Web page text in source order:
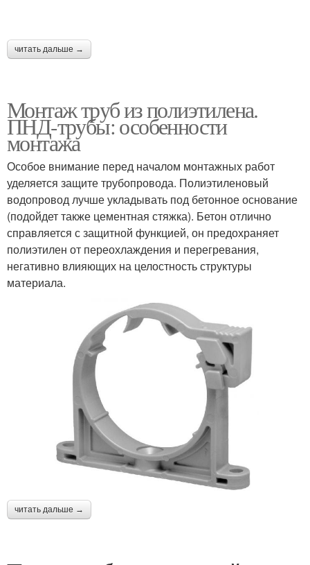
читать дальше →
Монтаж труб из полиэтилена.
ПНД-трубы: особенности
монтажа
Особое внимание перед началом монтажных работ
уделяется защите трубопровода. Полиэтиленовый
водопровод лучше укладывать под бетонное основание
(подойдет также цементная стяжка). Бетон отлично
справляется с защитной функцией, он предохраняет
полиэтилен от переохлаждения и перегревания,
негативно влияющих на целостность структуры
материала.
читать дальше →